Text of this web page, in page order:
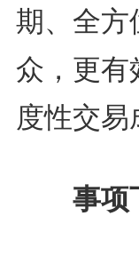
期、全方
众，更有
度性交易
事项